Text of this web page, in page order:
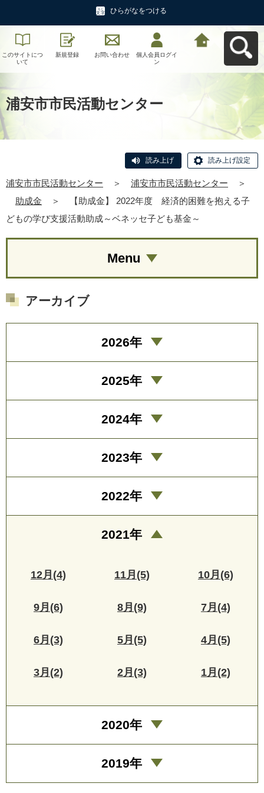
ひらがなをつける
このサイトにつ
いて
新規登録 お問い合わせ
個人会員ログイ
ン
浦安市市民活動センター
読み上げ 読み上げ設定
浦安市市民活動センター ＞ 浦安市市民活動センター
＞
助成金
＞
【助成金】 2022年度 経済的困難を抱える子
どもの学び支援活動助成～ベネッセ子ども基金～
Menu
アーカイブ
2026年
2025年
2024年
2023年
2022年
2021年
12月(4) 11月(5) 10月(6)
9月(6) 8月(9) 7月(4)
6月(3) 5月(5) 4月(5)
3月(2) 2月(3) 1月(2)
2020年
2019年